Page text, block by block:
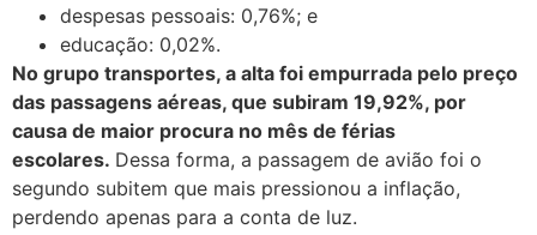
despesas pessoais: 0,76%; e
educação: 0,02%.
No grupo transportes, a alta foi empurrada pelo preço
das passagens aéreas, que subiram 19,92%, por
causa de maior procura no mês de férias
escolares. Dessa forma, a passagem de avião foi o
segundo subitem que mais pressionou a inflação,
perdendo apenas para a conta de luz.